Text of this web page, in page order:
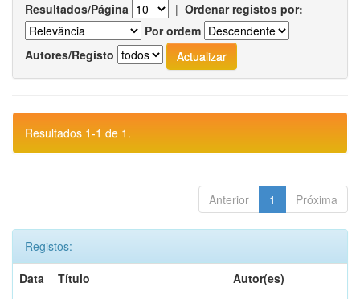
Resultados/Página | Ordenar registos por:
Por ordem
Autores/Registo
Resultados 1-1 de 1.
Anterior 1 Próxima
Registos:
Data
Título
Autor(es)